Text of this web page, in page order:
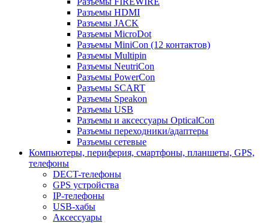
Разъемы HDMI
Разъемы JACK
Разъемы MicroDot
Разъемы MiniCon (12 контактов)
Разъемы Multipin
Разъемы NeutriCon
Разъемы PowerCon
Разъемы SCART
Разъемы Speakon
Разъемы USB
Разъемы и аксессуары OpticalCon
Разъемы переходники/адаптеры
Разъемы сетевые
Компьютеры, периферия, смартфоны, планшеты, GPS,
телефоны
DECT-телефоны
GPS устройства
IP-телефоны
USB-хабы
Аксессуары